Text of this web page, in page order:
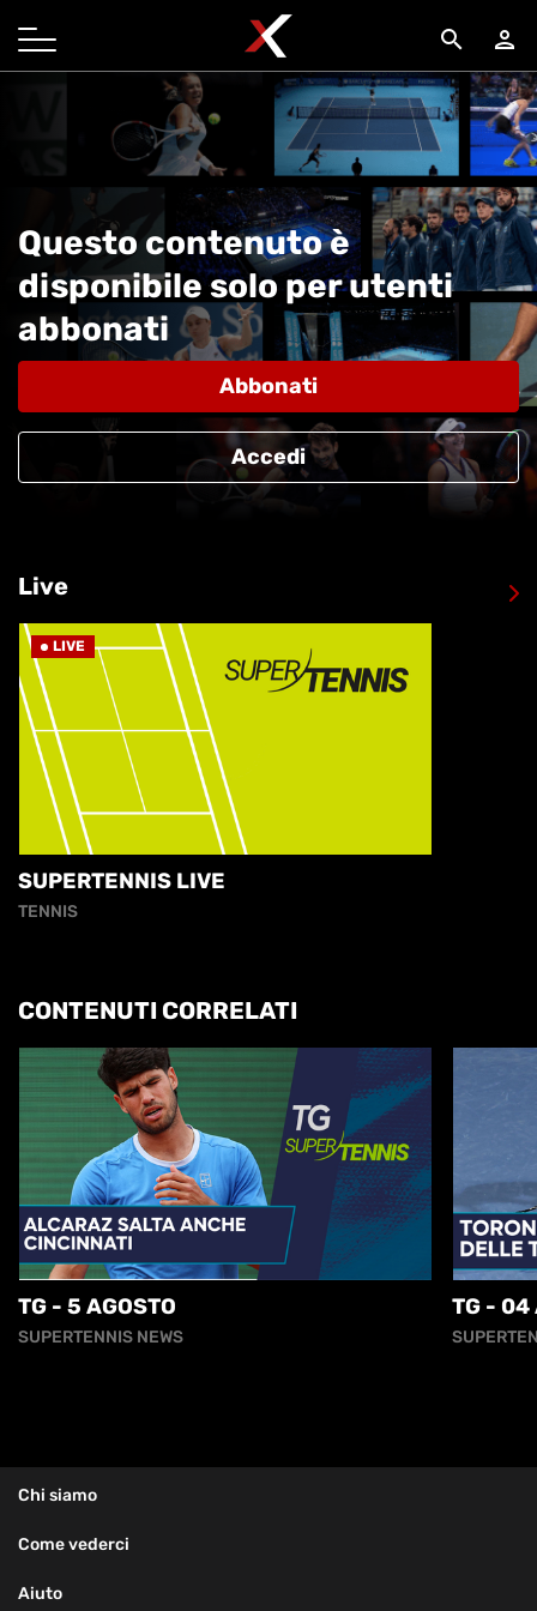
search person
Questo contenuto è
disponibile solo per utenti
abbonati
Abbonati
Accedi
Live
LIVE
SUPERTENNIS LIVE
TENNIS
CONTENUTI CORRELATI
TG - 5 AGOSTO
SUPERTENNIS NEWS
TG - 04
Chi siamo
Come vederci
Aiuto